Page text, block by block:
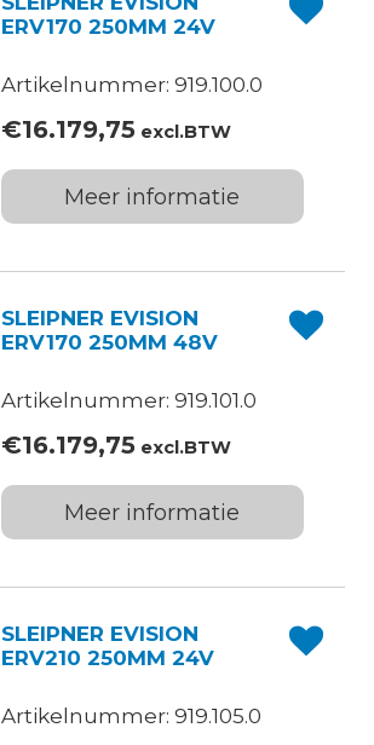
ERV170 250MM 24V
Artikelnummer: 919.100.0
€16.179,75excl.BTW
Meer informatie
SLEIPNER EVISION
ERV170 250MM 48V
Artikelnummer: 919.101.0
€16.179,75excl.BTW
Meer informatie
SLEIPNER EVISION
ERV210 250MM 24V
Artikelnummer: 919.105.0